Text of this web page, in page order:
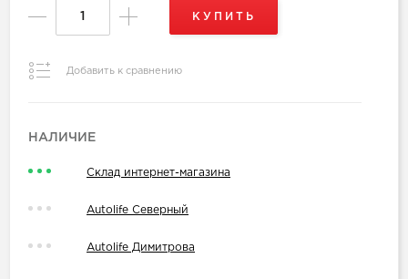
КУПИТЬ
Добавить к сравнению
НАЛИЧИЕ
Склад интернет-магазина
Autolife Северный
Autolife Димитрова